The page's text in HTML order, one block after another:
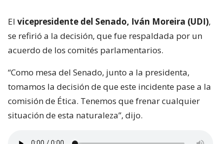
El vicepresidente del Senado, Iván Moreira (UDI),
se refirió a la decisión, que fue respaldada por un
acuerdo de los comités parlamentarios.
“Como mesa del Senado, junto a la presidenta,
tomamos la decisión de que este incidente pase a la
comisión de Ética. Tenemos que frenar cualquier
situación de esta naturaleza”, dijo.